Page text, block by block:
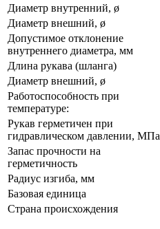
Диаметр внутренний, ø
Диаметр внешний, ø
Допустимое отклонение
внутреннего диаметра, мм
Длина рукава (шланга)
Диаметр внешний, ø
Работоспособность при
температуре:
Рукав герметичен при
гидравлическом давлении, МПа
Запас прочности на
герметичность
Радиус изгиба, мм
Базовая единица
Страна происхождения